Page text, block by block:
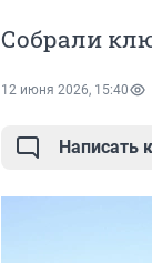
Собрали
12 июня 2026, 15:40
Написать